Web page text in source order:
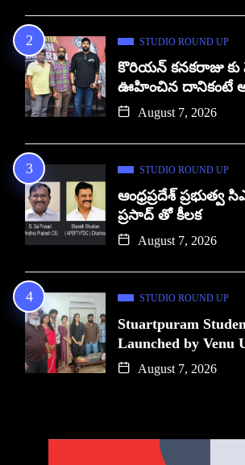
STUDIO ROUND UP
కొరియన్ కనకరాజు
ఊహించిన దానికంటే
August 7, 2026
STUDIO ROUND UP
ఆంధ్రప్రదేశ్
ప్రసాద్ తో కీలక
August 7, 2026
STUDIO ROUND UP
Stuartpuram
Launched by Venu
August 7, 2026